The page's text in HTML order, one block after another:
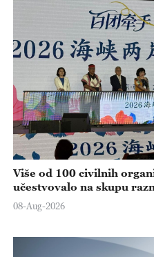
Više od 100 civilnih
učestvovalo na skupu
08-Aug-2026